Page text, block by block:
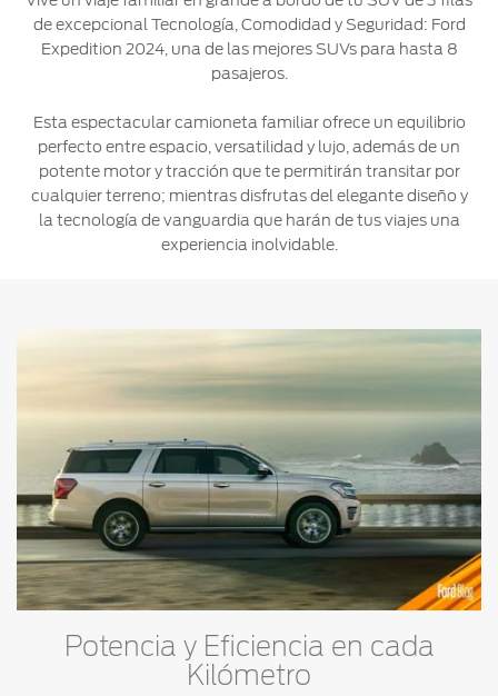
Ford
Custom
Catálogos
Kits de
Accesorios
Comerciales
Descubre
Tu Ford
Localiza un
Distribuidor
Seminuevos
Certificados
Ford
Colisión y
Partes
Originales
Mantenimiento
Vehículos
Comerciales
Motorcraft®
Cita de
Servicio
Promociones
de Servicio
Llamado
a
Revisión
en
Soporte
Técnico
Soporte
Técnico
SYNC ®
Desempeño
Trabajo
Cambiar
de excepcional Tecnología, Comodidad y Seguridad: Ford
Expedition 2024, una de las mejores SUVs para hasta 8
pasajeros.
Esta espectacular camioneta familiar ofrece un equilibrio
perfecto entre espacio, versatilidad y lujo, además de un
potente motor y tracción que te permitirán transitar por
cualquier terreno; mientras disfrutas del elegante diseño y
la tecnología de vanguardia que harán de tus viajes una
experiencia inolvidable.
Potencia y Eficiencia en cada
Kilómetro